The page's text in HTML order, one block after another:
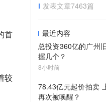
首
较
发表文章7463篇
最近内容
总投资360亿的广州
握几个？
8小时前
78.43亿元起价拍卖
再次被唤醒？